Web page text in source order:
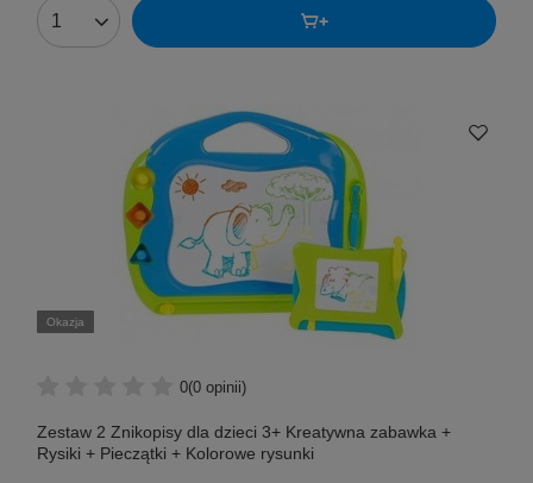
Okazja
0(0 opinii)
Zestaw 2 Znikopisy dla dzieci 3+ Kreatywna zabawka +
Rysiki + Pieczątki + Kolorowe rysunki